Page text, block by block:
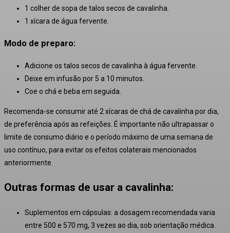
1 colher de sopa de talos secos de cavalinha.
1 xícara de água fervente.
Modo de preparo:
Adicione os talos secos de cavalinha à água fervente.
Deixe em infusão por 5 a 10 minutos.
Coe o chá e beba em seguida.
Recomenda-se consumir até 2 xícaras de chá de cavalinha por dia,
de preferência após as refeições. É importante não ultrapassar o
limite de consumo diário e o período máximo de uma semana de
uso contínuo, para evitar os efeitos colaterais mencionados
anteriormente.
Outras formas de usar a cavalinha:
Suplementos em cápsulas: a dosagem recomendada varia
entre 500 e 570 mg, 3 vezes ao dia, sob orientação médica.